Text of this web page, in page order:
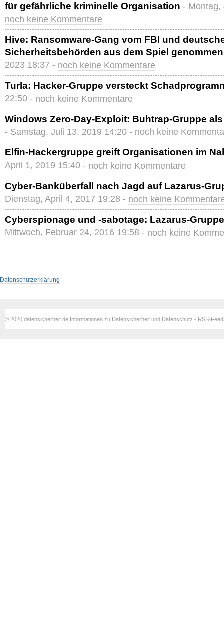
für gefährliche kriminelle Organisation - Montag,
noch keine Kommentare
Hive: Ransomware-Gang vom FBI und
Sicherheitsbehörden aus dem Spiel genommen
2023 18:37 - noch keine Kommentare
Turla: Hacker-Gruppe versteckt
22:50 - noch keine Kommentare
Windows Zero-Day-Exploit: Buhtrap-Gruppe
- Samstag, Juli 13, 2019 14:20 - noch keine
Elfin-Hackergruppe greift Organisationen im
April 1, 2019 15:40 - noch keine Kommentare
Cyber-Banküberfall nach Jagd auf Lazarus-
Dienstag, April 4, 2017 19:28 - noch keine
Cyberspionage und -sabotage: Lazarus-
Mittwoch, Februar 24, 2016 19:58 - noch keine
Datenschutzerklärung
© 2020 datensicherheit.de Informationen zu Datensicherheit und Datenschutz - RSS-